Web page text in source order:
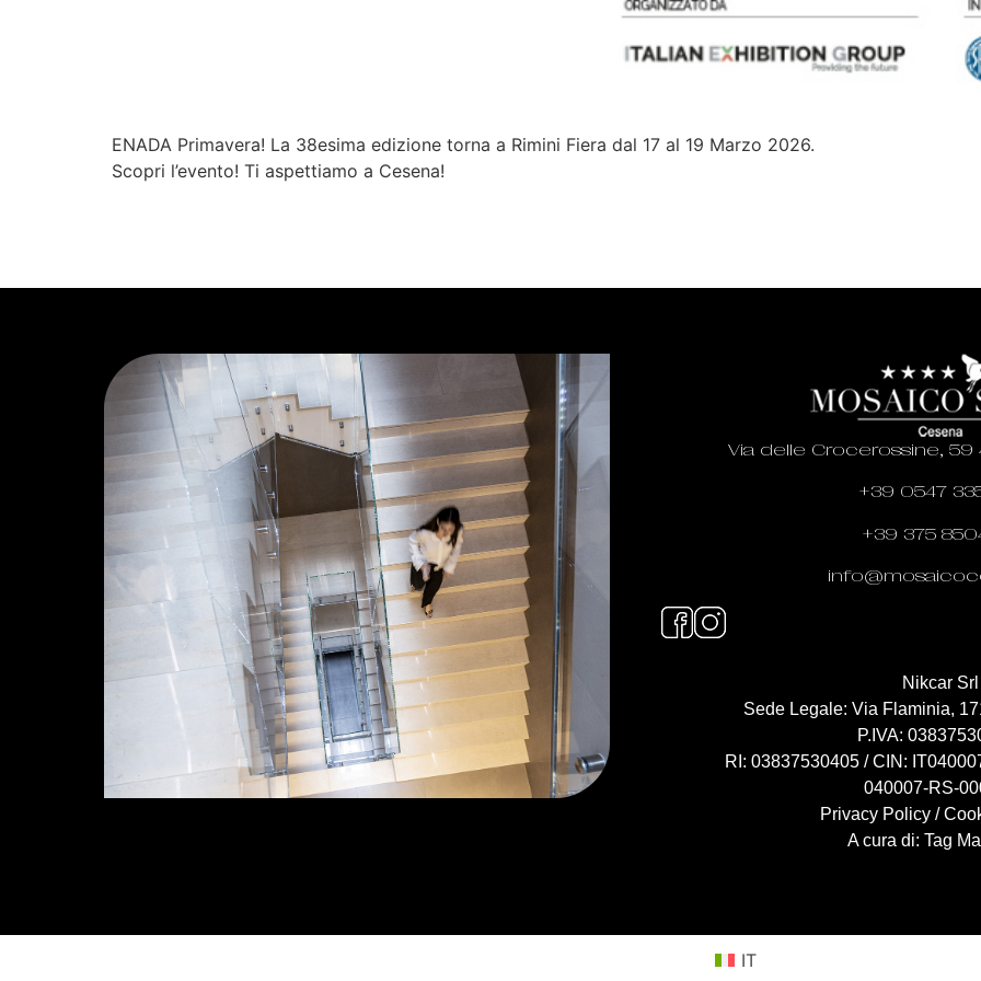
ENADA Primavera! La 38esima edizione torna a Rimini Fiera dal 17 al 19 Marzo 2026.
Scopri l’evento! Ti aspettiamo a Cesena!
Via delle Crocerossine, 59
+39 0547
+39 375
Nikcar Srl
Sede Legale: Via Flaminia,
P.IVA:
RI: 03837530405 / CIN:
040007-RS-
Privacy Policy /
A cura di:Tag
IT